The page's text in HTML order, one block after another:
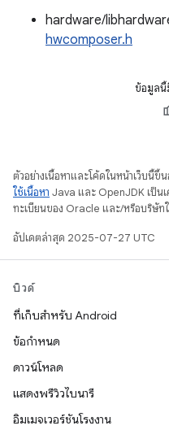
hardware/
hwcomposer.h
ข้อมูลนี้
ตัวอย่างเนื้อหาและโค้ดในหน้าเว็บนี้
ใช้เนื้อหา Java และ OpenJDK เป็นเ
ทะเบียนของ Oracle และ/หรือบริษัท
อัปเดตล่าสุด 2025-07-27 UTC
บิวด์
ที่เก็บสำหรับ Android
ข้อกำหนด
ดาวน์โหลด
แสดงพรีวิวไบนารี
อิมเมจเวอร์ชันโรงงาน